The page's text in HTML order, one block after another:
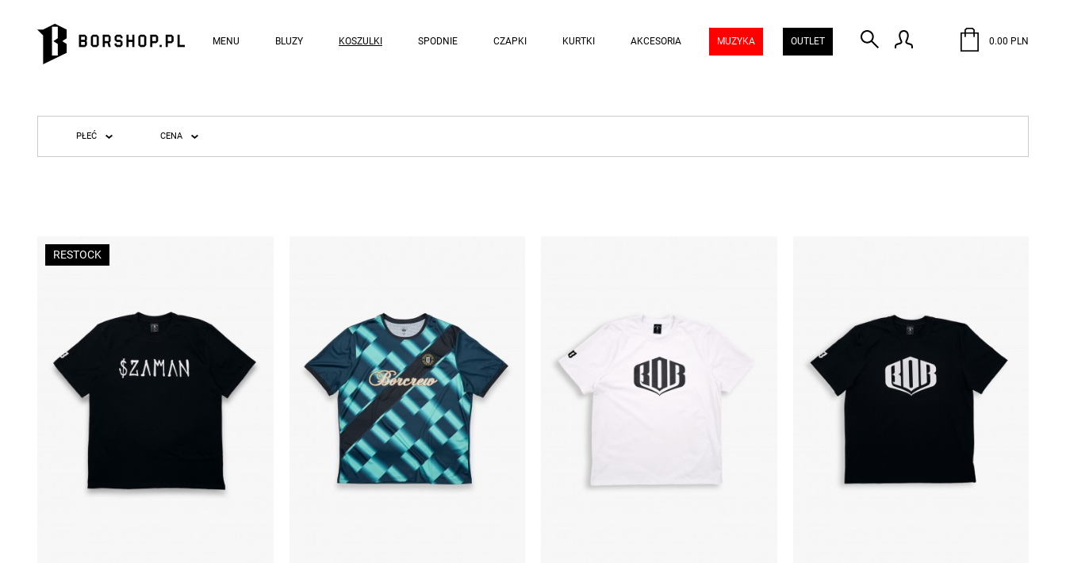
MENU BLUZY KOSZULKI SPODNIE CZAPKI KURTKI AKCESORIA MUZYKA OUTLET 0.00 PLN
PŁEĆ CENA
RESTOCK